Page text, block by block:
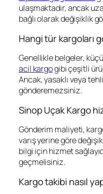
ulaşmaktadır, ancak
bağlı olarak değişiklik
Hangi tür kargoları
Genellikle belgeler,
acil kargogibi çeşitli
Ancak, yasaklı veya
gönderemezsiniz.
Sinop Uçak Kargo
Gönderim maliyeti,
varış yerine göre
bilgi için hizmet
geçmelisiniz.
Kargo takibi nasıl